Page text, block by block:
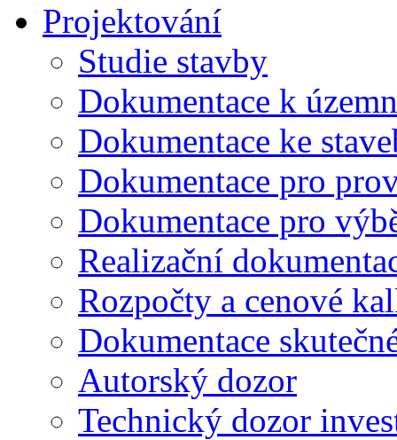
Projektování
Studie stavby
Dokumentace k
Dokumentace ke
Dokumentace pro
Dokumentace pro
Realizační
Rozpočty a cenové
Dokumentace
Autorský dozor
Technický dozor